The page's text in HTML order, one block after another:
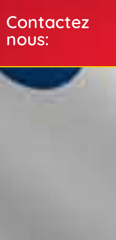
Contactez
nous: